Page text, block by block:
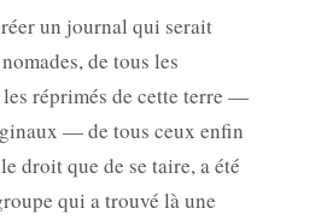
un journal qui serait
de tous les
réprimés de cette terre —
— de tous ceux enfin
droit que de se taire, a été
qui a trouvé là une